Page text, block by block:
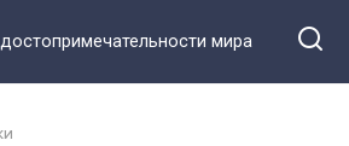
мира